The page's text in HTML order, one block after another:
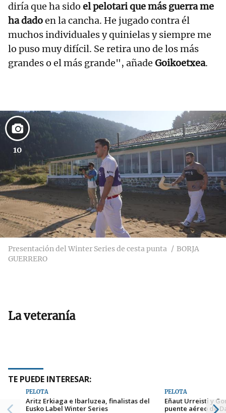
diría que ha sido el pelotari que más guerra me
ha dadoen la cancha. He jugado contra él
muchos individuales y quinielas y siempre me
lo puso muy difícil. Se retira uno de los más
grandes o el más grande", añade Goikoetxea.
10
Presentación del Winter Series de cesta punta
BORJA
GUERRERO
La veteranía
TE PUEDE INTERESAR:
PELOTA
Aritz Erkiaga e Ibarluzea, finalistas del
Eusko Label Winter Series
PELOTA
Eñaut Urreisti y
puente aéreo de